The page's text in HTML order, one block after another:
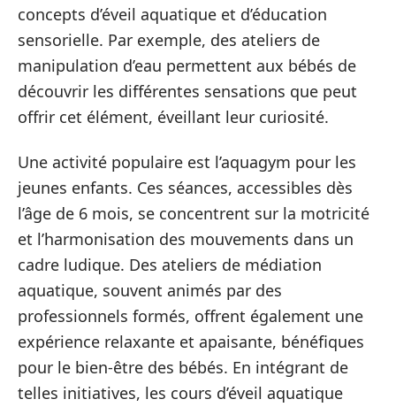
concepts d’éveil aquatique et d’éducation
sensorielle. Par exemple, des ateliers de
manipulation d’eau permettent aux bébés de
découvrir les différentes sensations que peut
offrir cet élément, éveillant leur curiosité.
Une activité populaire est l’aquagym pour les
jeunes enfants. Ces séances, accessibles dès
l’âge de 6 mois, se concentrent sur la motricité
et l’harmonisation des mouvements dans un
cadre ludique. Des ateliers de médiation
aquatique, souvent animés par des
professionnels formés, offrent également une
expérience relaxante et apaisante, bénéfiques
pour le bien-être des bébés. En intégrant de
telles initiatives, les cours d’éveil aquatique